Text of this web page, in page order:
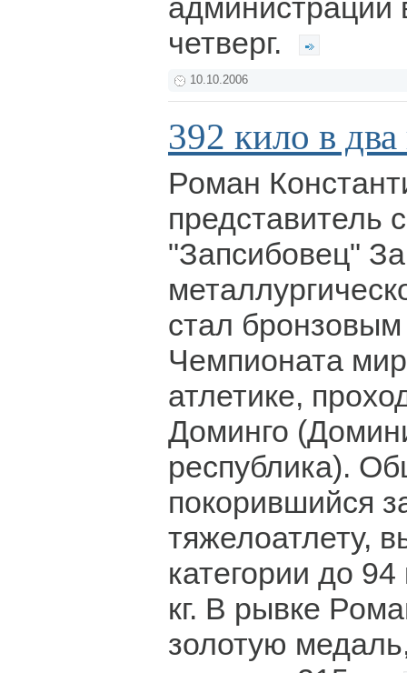
администрации
четверг.
10.10.2006
392 кило в
Роман
представитель
"Запсибовец"
стал
Чемпионата
атлетике,
Доминго
республика).
покорившийся
тяжелоатлету,
категории до 94
кг. В рывке
золотую